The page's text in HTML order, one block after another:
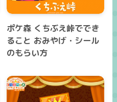
ポケ森 くちぶえ峠ででき
ること おみやげ・シール
のもらい方